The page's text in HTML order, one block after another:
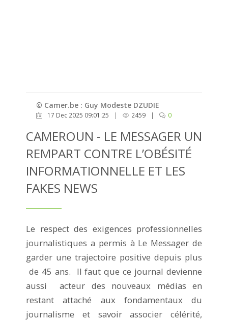
© Camer.be : Guy Modeste DZUDIE
17 Dec 2025 09:01:25 | 2459 | 0
CAMEROUN - LE MESSAGER UN
REMPART CONTRE L’OBÉSITÉ
INFORMATIONNELLE ET LES
FAKES NEWS
Le respect des exigences professionnelles
journalistiques a permis à Le Messager de
garder une trajectoire positive depuis plus
de 45 ans. Il faut que ce journal devienne
aussi acteur des nouveaux médias en
restant attaché aux fondamentaux du
journalisme et savoir associer célérité,